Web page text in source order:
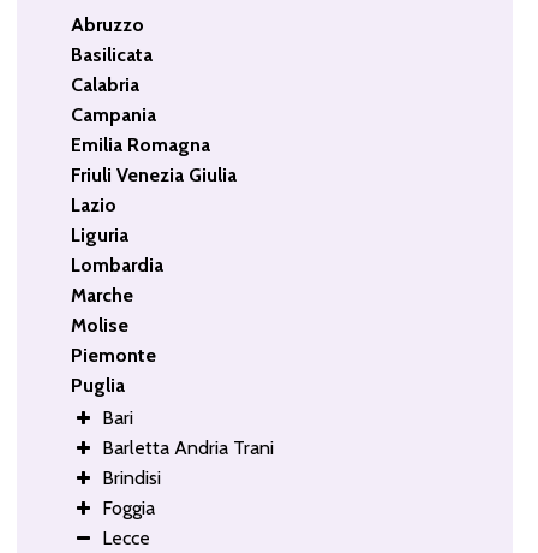
Abruzzo
Basilicata
Calabria
Campania
Emilia Romagna
Friuli Venezia Giulia
Lazio
Liguria
Lombardia
Marche
Molise
Piemonte
Puglia
Bari
Barletta Andria Trani
Brindisi
Foggia
Lecce